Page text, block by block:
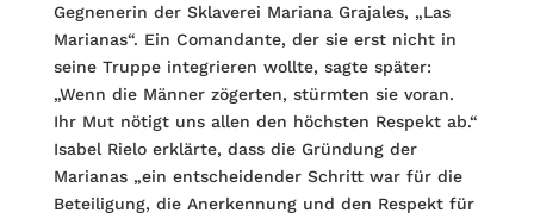
Gegnenerin der Sklaverei Mariana Grajales, „Las
Marianas“. Ein Comandante, der sie erst nicht in
seine Truppe integrieren wollte, sagte später:
„Wenn die Männer zögerten, stürmten sie voran.
Ihr Mut nötigt uns allen den höchsten Respekt ab.“
Isabel Rielo erklärte, dass die Gründung der
Marianas „ein entscheidender Schritt war für die
Beteiligung, die Anerkennung und den Respekt für